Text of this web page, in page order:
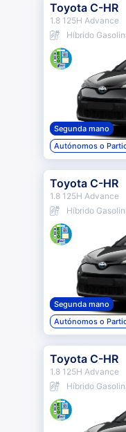
Toyota C-HR
1.8 125H Advance
Híbrido
Segunda mano
Autónomos o
Toyota C-HR
1.8 125H Advance
Híbrido
Segunda mano
Autónomos o
Toyota C-HR
1.8 125H Advance
Híbrido